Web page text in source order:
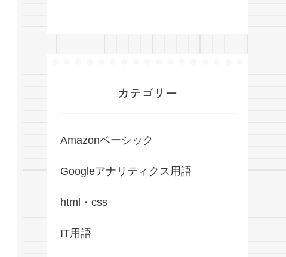
カテゴリー
Amazonベーシック
Googleアナリティクス用語
html・css
IT用語